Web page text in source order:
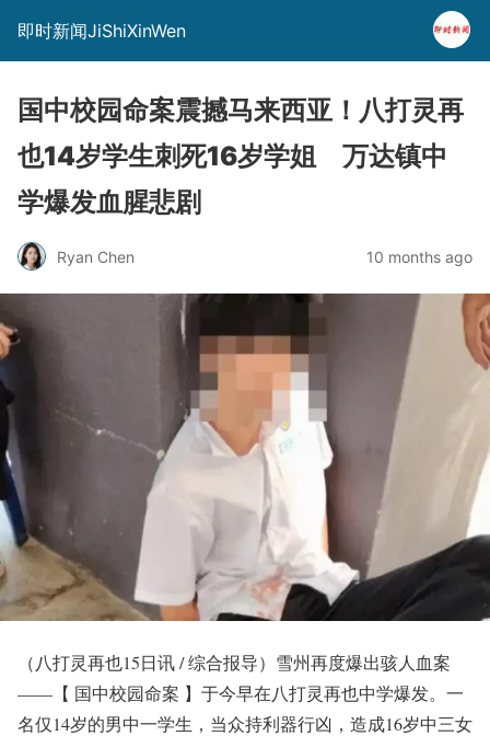
即时新闻JiShiXinWen
国中校园命案震撼马来西亚！八打灵再
也14岁学生刺死16岁学姐 万达镇中
学爆发血腥悲剧
Ryan Chen 10 months ago
（八打灵再也15日讯 / 综合报导）雪州再度爆出骇人血案
——【 国中校园命案 】于今早在八打灵再也中学爆发。一
名仅14岁的男中一学生，当众持利器行凶，造成16岁中三女